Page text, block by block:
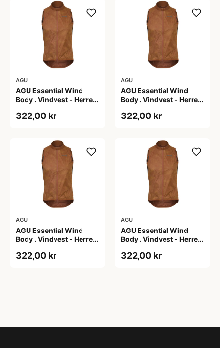
AGU
AGU Essential Wind
Body . Vindvest - Herre -
322,00 kr
AGU
AGU Essential Wind
Body . Vindvest - Herre -
322,00 kr
AGU
AGU Essential Wind
Body . Vindvest - Herre -
322,00 kr
AGU
AGU Essential Wind
Body . Vindvest - Herre -
322,00 kr